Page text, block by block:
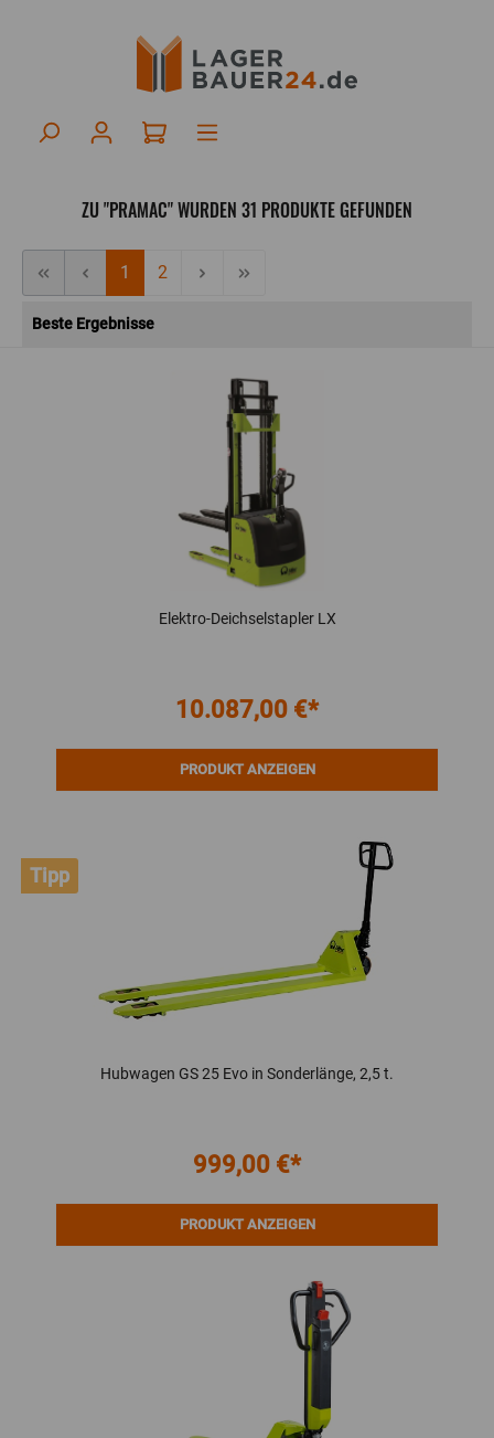
ZU "PRAMAC" WURDEN 31 PRODUKTE GEFUNDEN
1 2
Elektro-Deichselstapler LX
10.087,00 €*
PRODUKT ANZEIGEN
Tipp
Hubwagen GS 25 Evo in Sonderlänge, 2,5 t.
999,00 €*
PRODUKT ANZEIGEN